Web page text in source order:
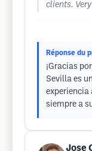
clients.
Réponse du
¡Gracias
Sevilla es
experiencia
siempre a
Jose